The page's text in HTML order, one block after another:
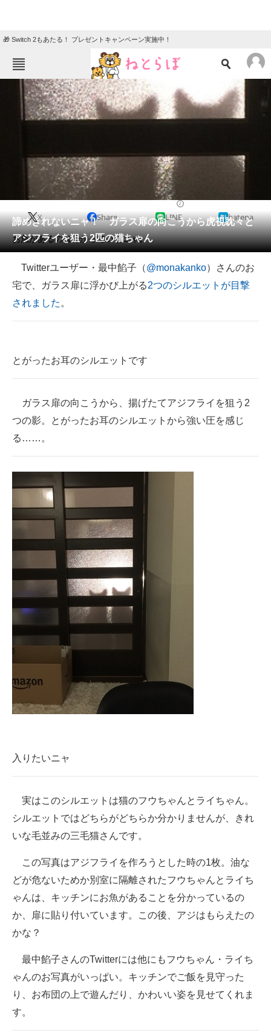
🎁 Switch 2もあたる！ プレゼントキャンペーン実施中！
ねとらぼメニュー
ニュース
教育・育児
リサーチ
会員記事
メディア
注目記事を集めた総合ページ
ITの今と未来を見通す
スマホと通信の最新トレンド
ビジネスと働き方のヒント
AI活用のいまが分かる
経営リーダーのコミュニティ
マーケ×ITの今がよく分かる
ITエンジニア向け専門サイト
企業向けIT製品の総合サイト
IT製品の技術・比較・事例
製造業のIT導入・活用を支援
モノづくり技術者専門サイト
エレクトロニクス専門サイト
電子設計の基本と応用
エネルギーの専門メディア
諦めきれないニャ！ ガラス扉の向こうから虎視眈々と
アジフライを狙う2匹の猫ちゃん
X Share LINE hatena
お魚があるのは分かっているニャ。
Twitterユーザー・最中餡子（@monakanko）さんのお
宅で、ガラス扉に浮かび上がる2つのシルエットが目撃
されました 。
とがったお耳のシルエットです
ガラス扉の向こうから、揚げたてアジフライを狙う2
つの影。とがったお耳のシルエットから強い圧を感じ
る……。
入りたいニャ
実はこのシルエットは猫のフウちゃんとライちゃん。
シルエットではどちらがどちらか分かりませんが、きれ
いな毛並みの三毛猫さんです。
この写真はアジフライを作ろうとした時の1枚。油な
どが危ないためか別室に隔離されたフウちゃんとライち
ゃんは、キッチンにお魚があることを分かっているの
か、扉に貼り付いています。この後、アジはもらえたの
かな？
最中餡子さんのTwitterには他にもフウちゃん・ライち
ゃんのお写真がいっぱい。キッチンでご飯を見守った
り、お布団の上で遊んだり、かわいい姿を見せてくれま
す。